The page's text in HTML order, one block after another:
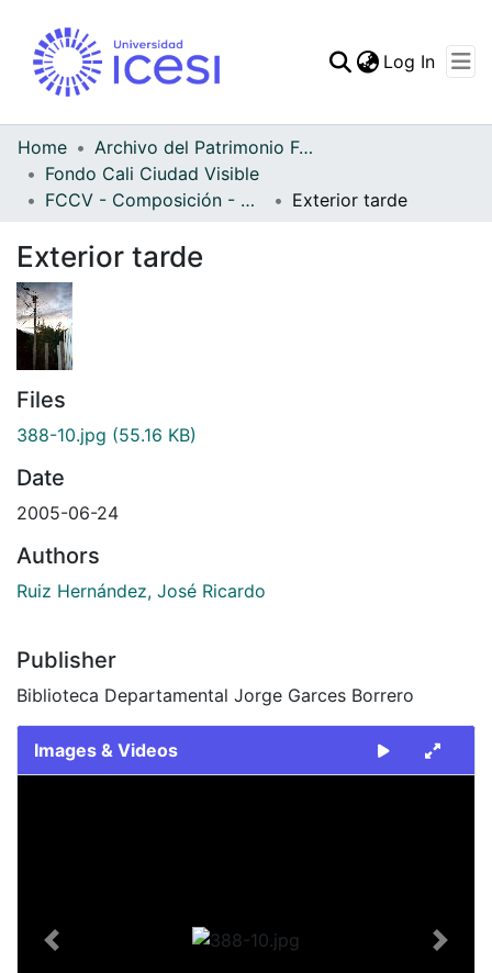
Log In
Home
Archivo del Patrimonio Fotográfico y Fílmico del Valle del Cauca
Fondo Cali Ciudad Visible
FCCV - Composición - Patrimonial
Exterior tarde
Exterior tarde
Files
388-10.jpg (55.16 KB)
Date
2005-06-24
Authors
Ruiz Hernández, José Ricardo
Publisher
Biblioteca Departamental Jorge Garces Borrero
Images & Videos
Previous Next